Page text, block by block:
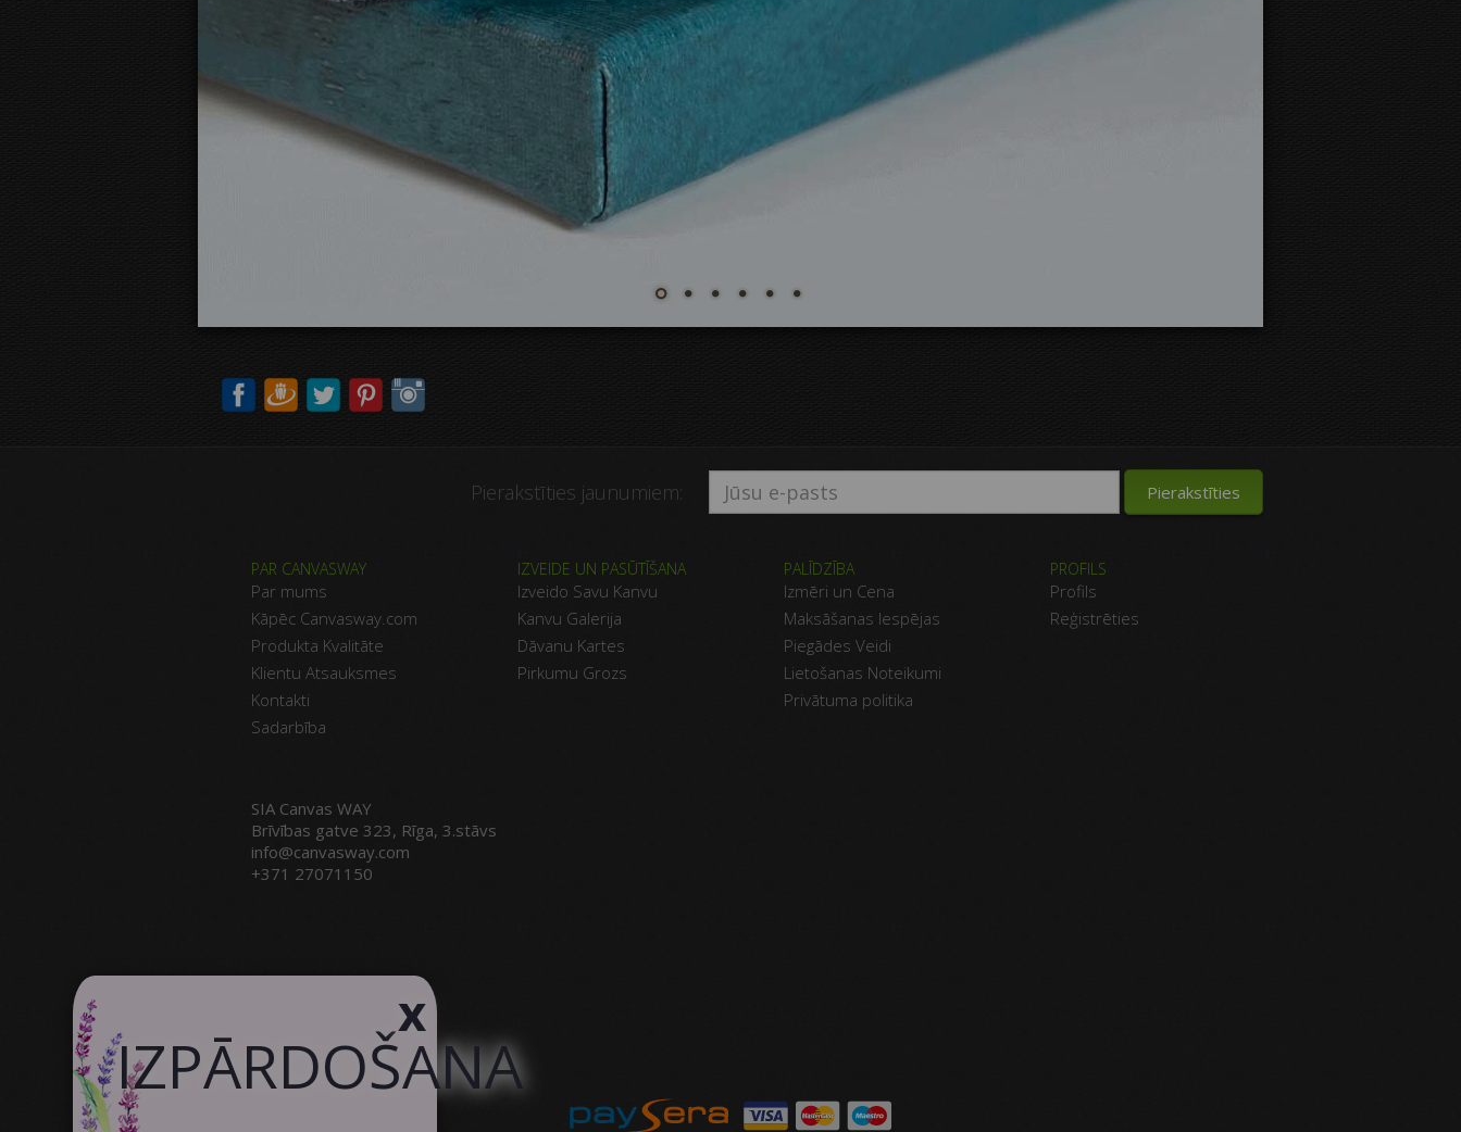
Pierakstīties jaunumiem:
PAR CANVASWAY
Par mums
Kāpēc Canvasway.com
Produkta Kvalitāte
Klientu Atsauksmes
Kontakti
Sadarbība
IZVEIDE UN PASŪTĪŠANA
Izveido Savu Kanvu
Kanvu Galerija
Dāvanu Kartes
Pirkumu Grozs
PALĪDZĪBA
Izmēri un Cena
Maksāšanas Iespējas
Piegādes Veidi
Lietošanas Noteikumi
Privātuma politika
PROFILS
Profils
Reģistrēties
SIA Canvas WAY
Brīvības gatve 323, Rīga, 3.stāvs
info@canvasway.com
+371 27071150
x
IZPĀRDOŠANA